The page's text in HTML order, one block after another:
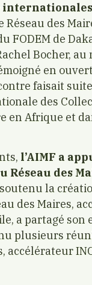
des
FODEM de
Bocher,
en
faisait
des
en Afrique et
l’AIMF a
Réseau des
la
des Maires,
a partagé
plusieurs
accélérateur